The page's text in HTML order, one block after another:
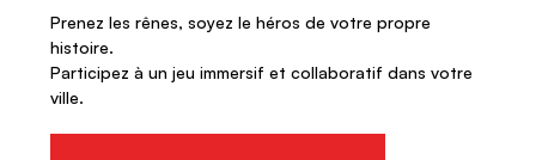
Prenez les rênes, soyez le héros de votre propre
histoire.
Participez à un jeu immersif et collaboratif dans votre
ville.